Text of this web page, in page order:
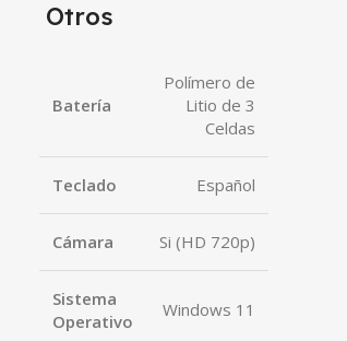
Otros
Batería
Polímero de
Litio de 3
Celdas
Teclado Español
Cámara Si (HD 720p)
Sistema
Operativo
Windows 11